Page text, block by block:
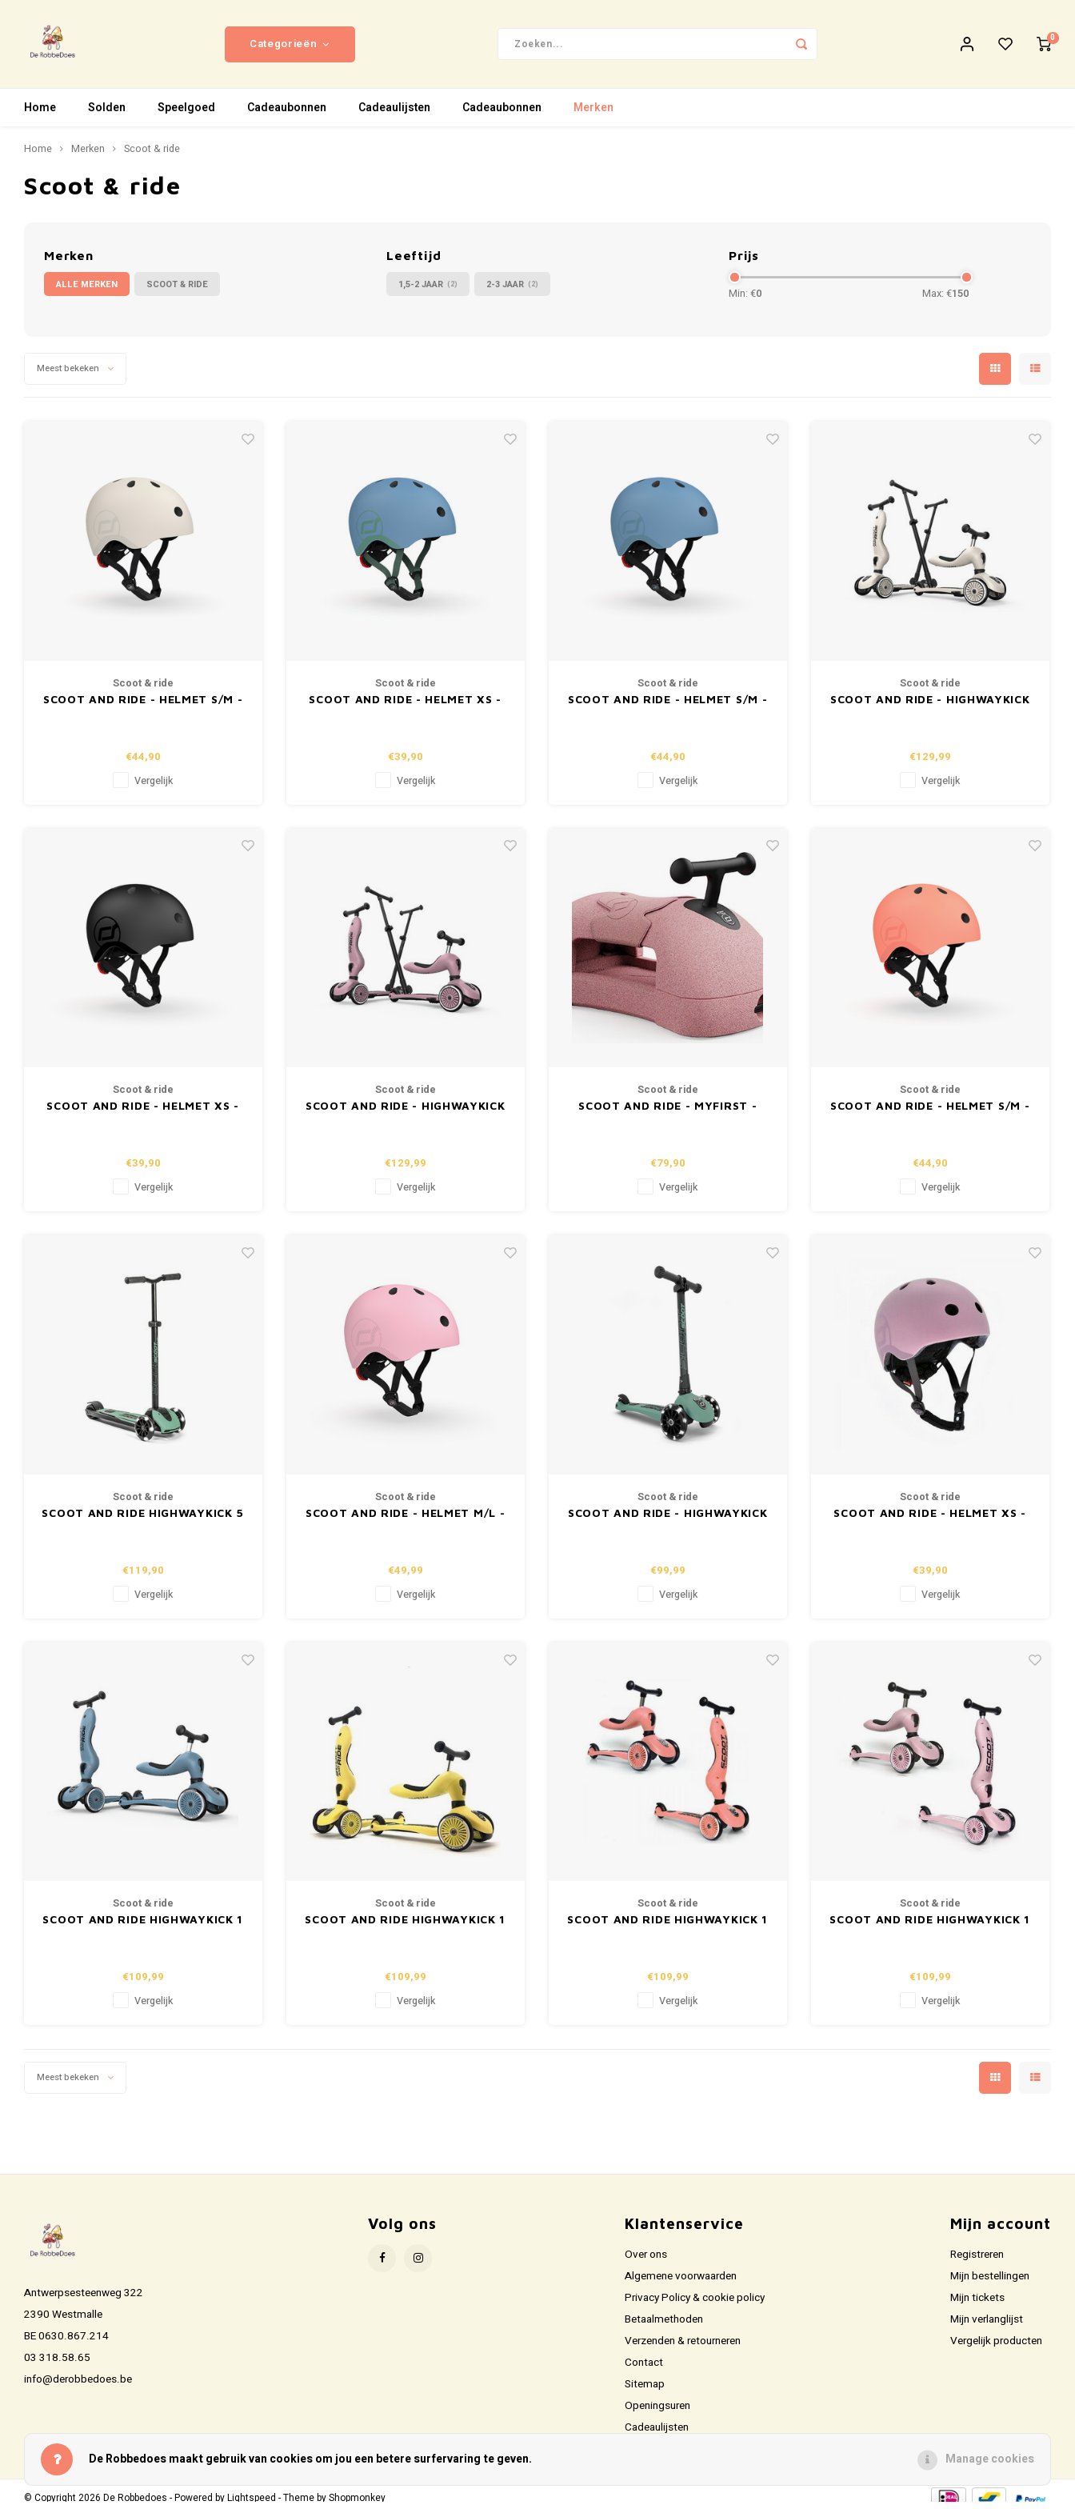
Categorieën 0
Home Solden Speelgoed Cadeaubonnen Cadeaulijsten Cadeaubonnen Merken
Home Merken Scoot & ride
Scoot & ride
Merken
ALLE MERKEN SCOOT & RIDE
Leeftijd
1,5-2 JAAR (2) 2-3 JAAR (2)
Prijs
Min: €0 Max: €150
Meest bekeken
Scoot & ride
SCOOT AND RIDE - HELMET S/M -
€44,90
Vergelijk
Scoot & ride
SCOOT AND RIDE - HELMET XS -
€39,90
Vergelijk
Scoot & ride
SCOOT AND RIDE - HELMET S/M -
€44,90
Vergelijk
Scoot & ride
SCOOT AND RIDE - HIGHWAYKICK
€129,99
Vergelijk
Scoot & ride
SCOOT AND RIDE - HELMET XS -
€39,90
Vergelijk
Scoot & ride
SCOOT AND RIDE - HIGHWAYKICK
€129,99
Vergelijk
Scoot & ride
SCOOT AND RIDE - MYFIRST -
€79,90
Vergelijk
Scoot & ride
SCOOT AND RIDE - HELMET S/M -
€44,90
Vergelijk
Scoot & ride
SCOOT AND RIDE HIGHWAYKICK 5
€119,90
Vergelijk
Scoot & ride
SCOOT AND RIDE - HELMET M/L -
€49,99
Vergelijk
Scoot & ride
SCOOT AND RIDE - HIGHWAYKICK
€99,99
Vergelijk
Scoot & ride
SCOOT AND RIDE - HELMET XS -
€39,90
Vergelijk
Scoot & ride
SCOOT AND RIDE HIGHWAYKICK 1
€109,99
Vergelijk
Scoot & ride
SCOOT AND RIDE HIGHWAYKICK 1
€109,99
Vergelijk
Scoot & ride
SCOOT AND RIDE HIGHWAYKICK 1
€109,99
Vergelijk
Scoot & ride
SCOOT AND RIDE HIGHWAYKICK 1
€109,99
Vergelijk
Meest bekeken
Antwerpsesteenweg 322
2390 Westmalle
BE 0630.867.214
03 318.58.65
info@derobbedoes.be
Volg ons Klantenservice
Over ons
Algemene voorwaarden
Privacy Policy & cookie policy
Betaalmethoden
Verzenden & retourneren
Contact
Sitemap
Openingsuren
Cadeaulijsten
Mijn account
Registreren
Mijn bestellingen
Mijn tickets
Mijn verlanglijst
Vergelijk producten
© Copyright 2026 De Robbedoes - Powered byLightspeed - Theme byShopmonkey
De Robbedoes maakt gebruik van cookies om jou een betere surfervaring te geven. Manage cookies